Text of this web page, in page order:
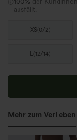
100% der
ausfällt.
XS(0/2)
L(12/14)
Mehr zum Verlieben